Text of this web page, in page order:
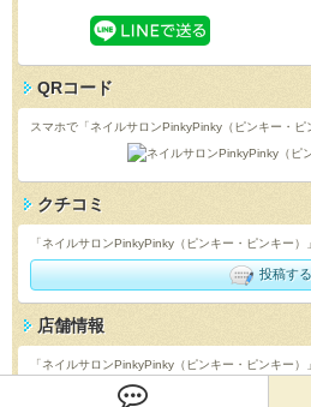
QRコード
スマホで「ネイルサロンPinkyPinky（ピンキー・ピ
クチコミ
「ネイルサロンPinkyPinky（ピンキー・ピンキー）
投稿する
店舗情報
「ネイルサロンPinkyPinky（ピンキー・ピンキー）